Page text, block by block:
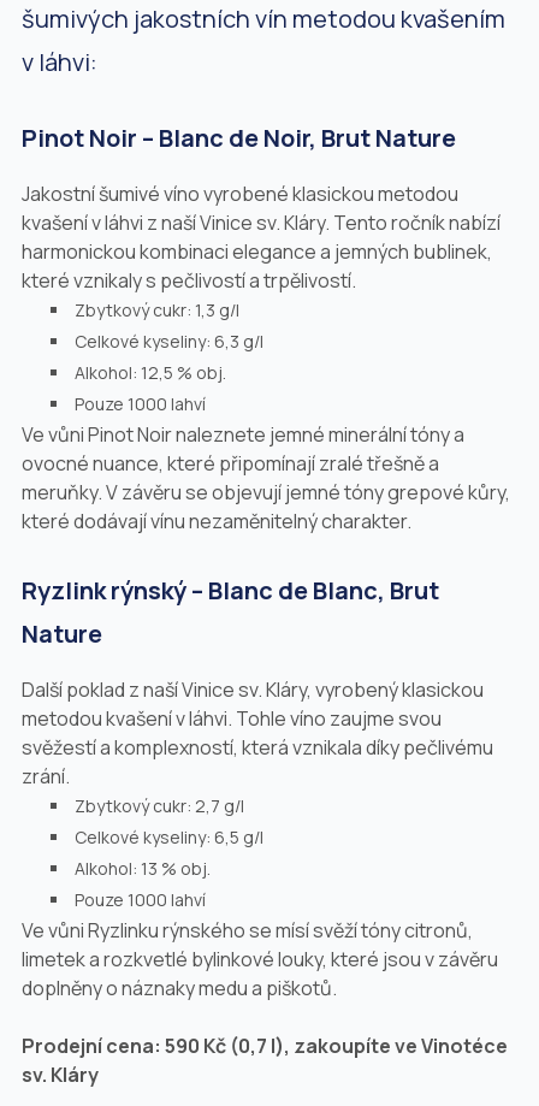
šumivých jakostních vín metodou kvašením
v láhvi:
Pinot Noir – Blanc de Noir, Brut Nature
Jakostní šumivé víno vyrobené klasickou metodou
kvašení v láhvi z naší Vinice sv. Kláry. Tento ročník nabízí
harmonickou kombinaci elegance a jemných bublinek,
které vznikaly s pečlivostí a trpělivostí.
Zbytkový cukr: 1,3 g/l
Celkové kyseliny: 6,3 g/l
Alkohol: 12,5 % obj.
Pouze 1000 lahví
Ve vůni Pinot Noir naleznete jemné minerální tóny a
ovocné nuance, které připomínají zralé třešně a
meruňky. V závěru se objevují jemné tóny grepové kůry,
které dodávají vínu nezaměnitelný charakter.
Ryzlink rýnský – Blanc de Blanc, Brut
Nature
Další poklad z naší Vinice sv. Kláry, vyrobený klasickou
metodou kvašení v láhvi. Tohle víno zaujme svou
svěžestí a komplexností, která vznikala díky pečlivému
zrání.
Zbytkový cukr: 2,7 g/l
Celkové kyseliny: 6,5 g/l
Alkohol: 13 % obj.
Pouze 1000 lahví
Ve vůni Ryzlinku rýnského se mísí svěží tóny citronů,
limetek a rozkvetlé bylinkové louky, které jsou v závěru
doplněny o náznaky medu a piškotů.
Prodejní cena: 590 Kč (0,7 l), zakoupíte ve Vinotéce
sv. Kláry